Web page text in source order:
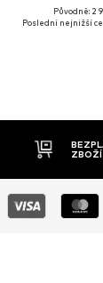
Původně: 2
Poslední nejnižší
BEZPLATNÁ
ZBOŽÍ